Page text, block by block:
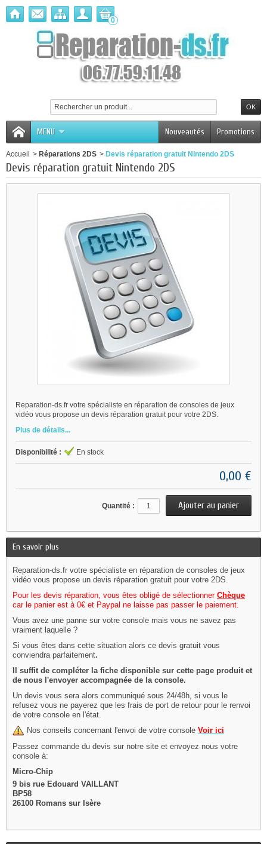
0
MENU Promotions
Nouveautés
Accueil > Réparations 2DS > Devis réparation gratuit Nintendo 2DS
Devis réparation gratuit Nintendo 2DS
Reparation-ds.fr votre spécialiste en réparation de consoles de jeux
vidéo vous propose un devis réparation gratuit pour votre 2DS.
Plus de détails...
Disponibilité : En stock
0,00 €
Quantité :
En savoir plus
Reparation-ds.fr votre spécialiste en réparation de consoles de jeux
vidéo vous propose un devis réparation gratuit pour votre 2DS.
Pour les devis réparation, vous êtes obligé de sélectionner Chèque
car le panier est à 0€ et Paypal ne laisse pas passer le paiement.
Vous avez une panne sur votre console mais vous ne savez pas
vraiment laquelle ?
Si vous êtes dans cette situation alors ce devis gratuit vous
conviendra parfaitement.
Il suffit de compléter la fiche disponible sur cette page produit et
de nous l'envoyer accompagnée de la console.
Un devis vous sera alors communiqué sous 24/48h, si vous le
refusez vous ne payerez que les frais de port de retour pour le renvoi
de votre console en l'état.
Nos conseils concernant l'envoi de votre console Voir ici
Passez commande du devis sur notre site et envoyez nous votre
console à:
Micro-Chip
9 bis rue Edouard VAILLANT
BP58
26100 Romans sur Isère